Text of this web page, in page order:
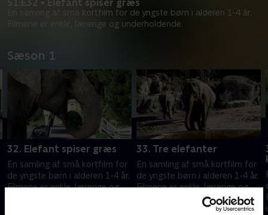
S1:E32 • Elefant spiser græs
En samling af små kortfilm for de yngste børn i alderen 1-4 år.
Filmene er enkle, lærerige og underholdende.
Sæson 1
32. Elefant spiser græs
En samling af små kortfilm for
de yngste børn i alderen 1-4 år.
Filmene er enkle, lærerige og
33. Tre elefanter
En samling af små kortfilm for
de yngste børn i alderen 1-4 år.
Filmene er enkle, lærerige og